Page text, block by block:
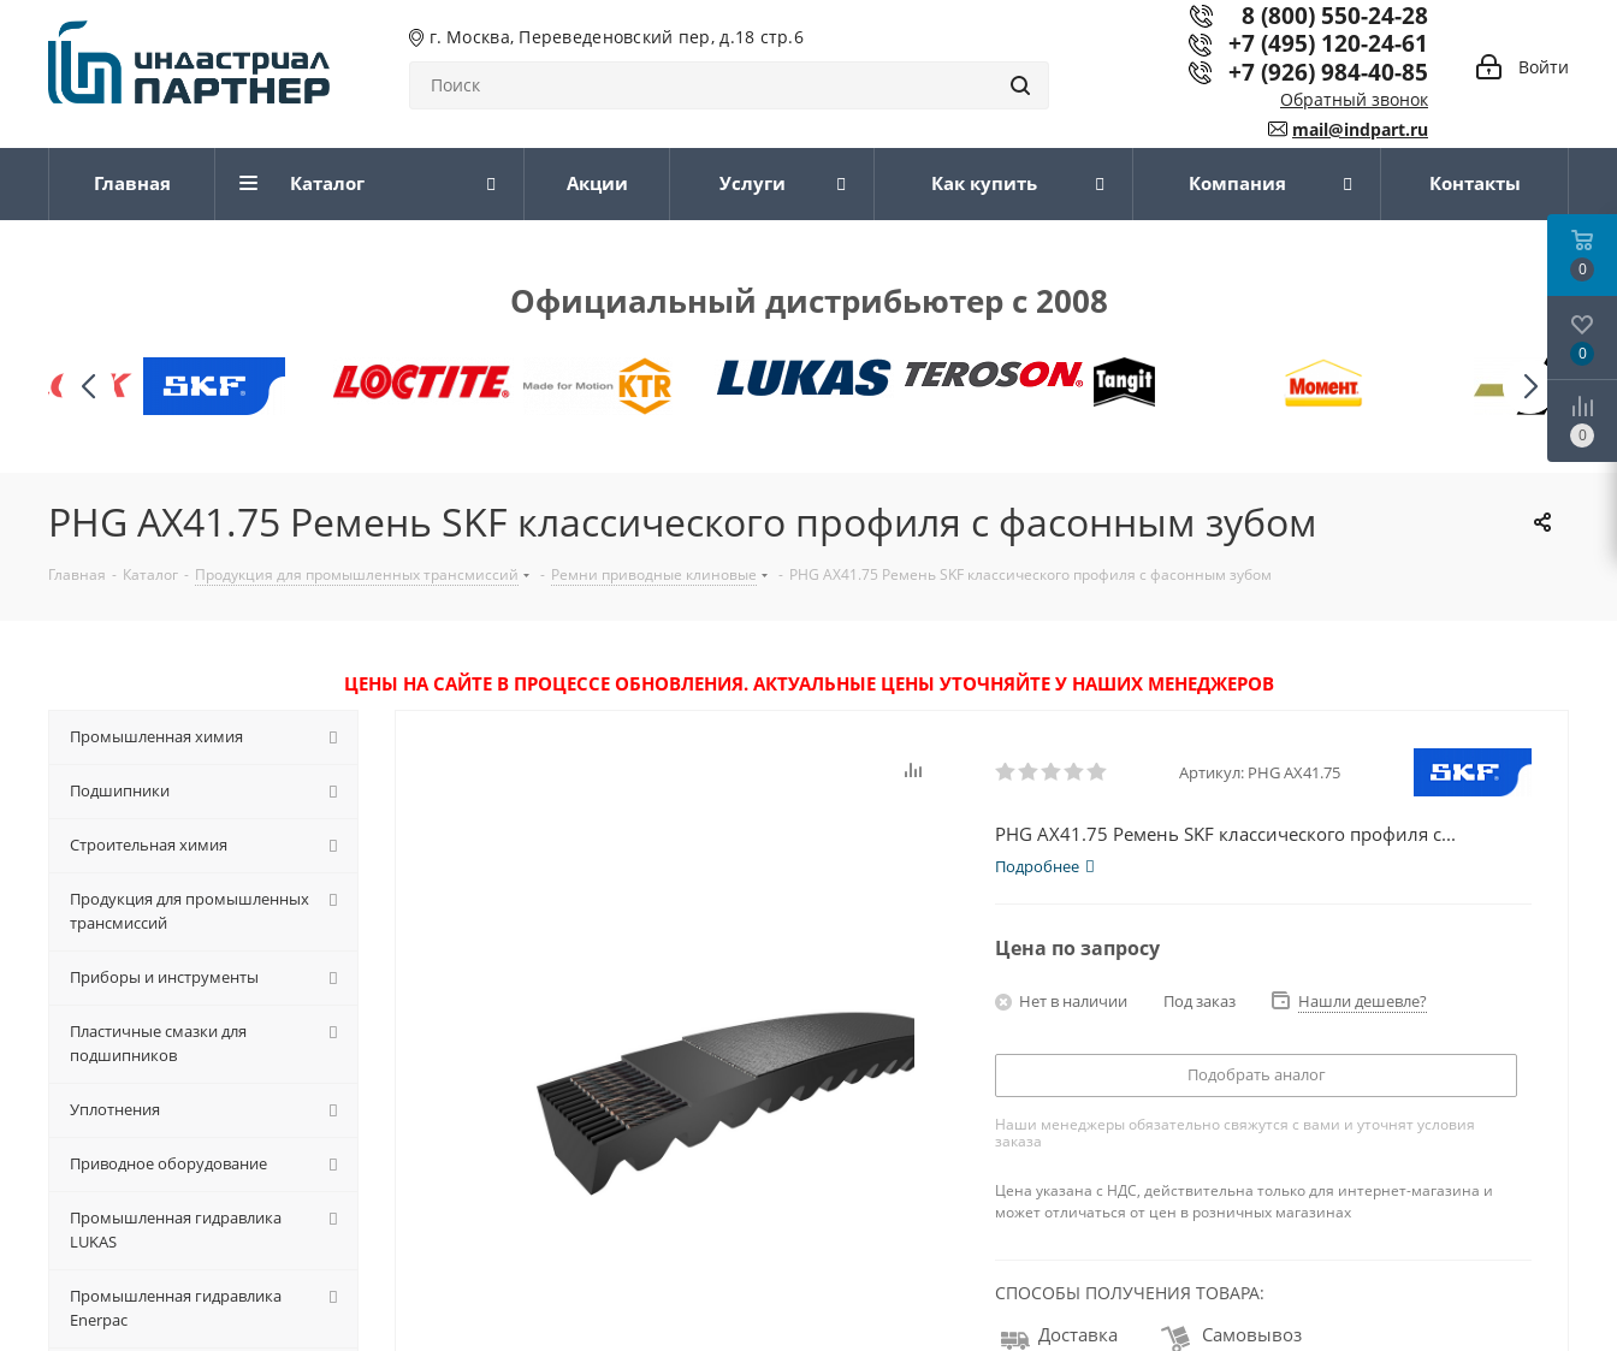
г. Москва, Переведеновский пер, д.18 стр.6
Войти
8 (800) 550-24-28
+7 (495) 120-24-61
+7 (926) 984-40-85
Обратный звонок
mail@indpart.ru
Главная Каталог Акции Услуги Как купить Компания Контакты
Официальный дистрибьютер с 2008
PHG AX41.75 Ремень SKF классического профиля с фасонным зубом
Главная - Каталог - Продукция для промышленных трансмиссий - Ремни приводные клиновые - PHG AX41.75 Ремень SKF классического профиля с фасонным зубом
ЦЕНЫ НА САЙТЕ В ПРОЦЕССЕ ОБНОВЛЕНИЯ. АКТУАЛЬНЫЕ ЦЕНЫ УТОЧНЯЙТЕ У НАШИХ МЕНЕДЖЕРОВ
Артикул: PHG AX41.75
PHG AX41.75 Ремень SKF классического профиля с...
Подробнее
Цена по запросу
Нет в наличии Под заказ Нашли дешевле?
Подобрать аналог
Наши менеджеры обязательно свяжутся с вами и уточнят условия
заказа
Цена указана с НДС, действительна только для интернет-магазина и
может отличаться от цен в розничных магазинах
СПОСОБЫ ПОЛУЧЕНИЯ ТОВАРА:
Доставка Самовывоз
Промышленная химия
Подшипники
Строительная химия
Продукция для промышленных
трансмиссий
Приборы и инструменты
Пластичные смазки для
подшипников
Уплотнения
Приводное оборудование
Промышленная гидравлика
LUKAS
Промышленная гидравлика
Enerpac
0
0
0